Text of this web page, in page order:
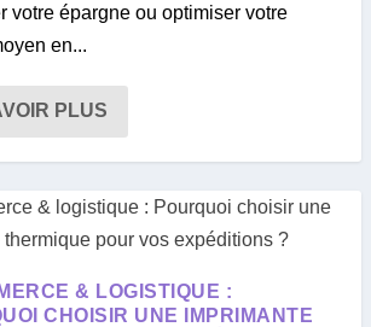
votre épargne ou optimiser votre
en...
PLUS
& LOGISTIQUE :
CHOISIR UNE IMPRIMANTE